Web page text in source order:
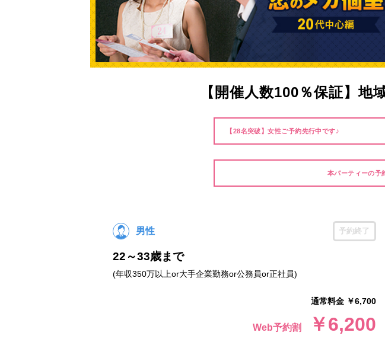
【開催人数100％保証】地
【28名突破】女性ご予約先行中です♪
本パーティーの予
男性 予約終了
22～33歳まで
(年収350万以上or大手企業勤務or公務員or正社員)
通常料金 ￥6,700
Web予約割 ￥6,200